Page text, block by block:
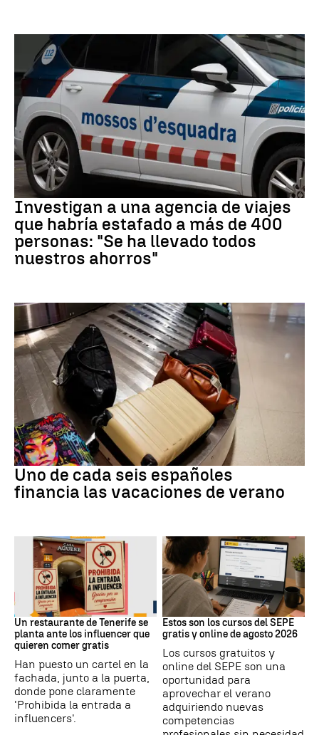
Estafa
Investigan a una agencia de viajes
que habría estafado a más de 400
personas: "Se ha llevado todos
nuestros ahorros"
Subida precios
Uno de cada seis españoles
financia las vacaciones de verano
Redes Sociales
Un restaurante de Tenerife se
planta ante los influencer que
quieren comer gratis
Han puesto un cartel en la
fachada, junto a la puerta,
donde pone claramente
'Prohibida la entrada a
influencers'.
Formación
Estos son los cursos del SEPE
gratis y online de agosto 2026
Los cursos gratuitos y
online del SEPE son una
oportunidad para
aprovechar el verano
adquiriendo nuevas
competencias